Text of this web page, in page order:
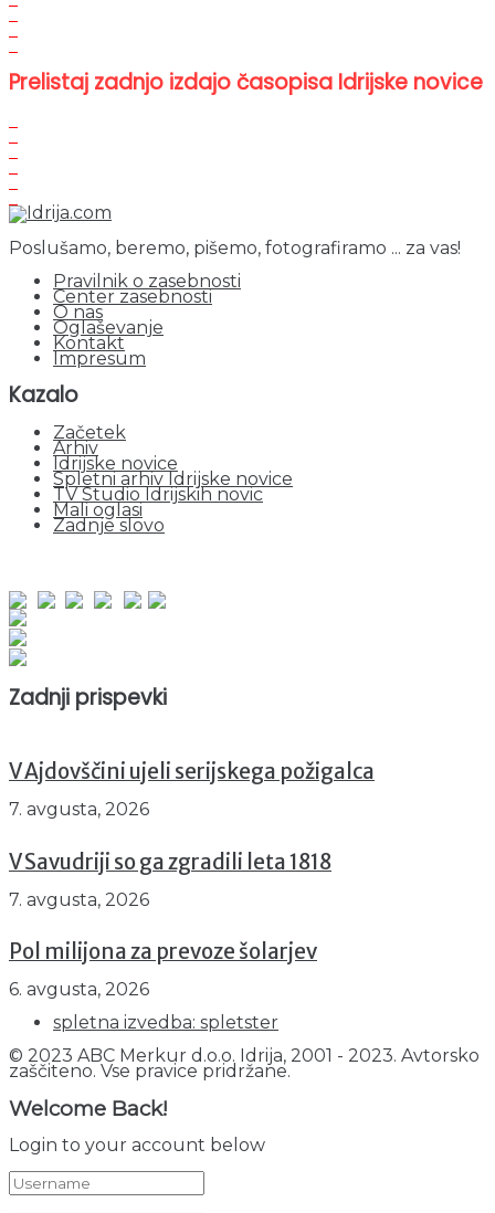
Prelistaj zadnjo izdajo časopisa Idrijske novice
Poslušamo, beremo, pišemo, fotografiramo ... za vas!
Pravilnik o zasebnosti
Center zasebnosti
O nas
Oglaševanje
Kontakt
Impresum
Kazalo
Začetek
Arhiv
Idrijske novice
Spletni arhiv Idrijske novice
TV Studio Idrijskih novic
Mali oglasi
Zadnje slovo
Zadnji prispevki
V Ajdovščini ujeli serijskega požigalca
7. avgusta, 2026
V Savudriji so ga zgradili leta 1818
7. avgusta, 2026
Pol milijona za prevoze šolarjev
6. avgusta, 2026
spletna izvedba: spletster
© 2023 ABC Merkur d.o.o. Idrija, 2001 - 2023. Avtorsko
zaščiteno. Vse pravice pridržane.
Welcome Back!
Login to your account below